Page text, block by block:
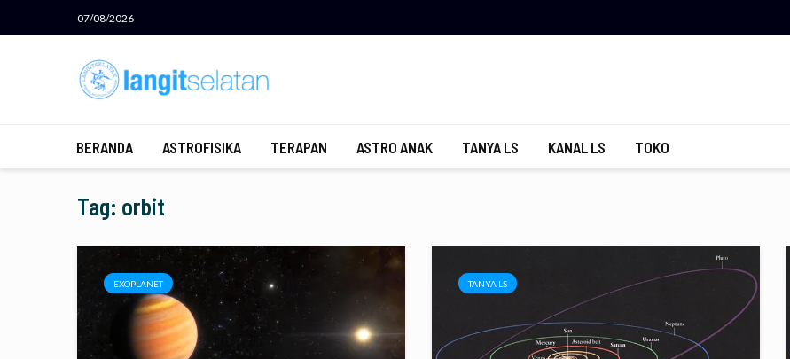
07/08/2026
BERANDA ASTROFISIKA TERAPAN ASTRO ANAK TANYA LS KANAL LS TOKO
Tag: orbit
EXOPLANET TANYA LS